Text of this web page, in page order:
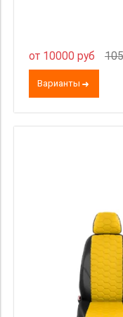
от 10000 руб
Варианты